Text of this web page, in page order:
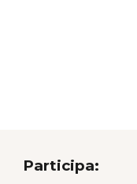
Participa: